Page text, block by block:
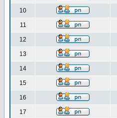
10
11
12
13
14
15
16
17